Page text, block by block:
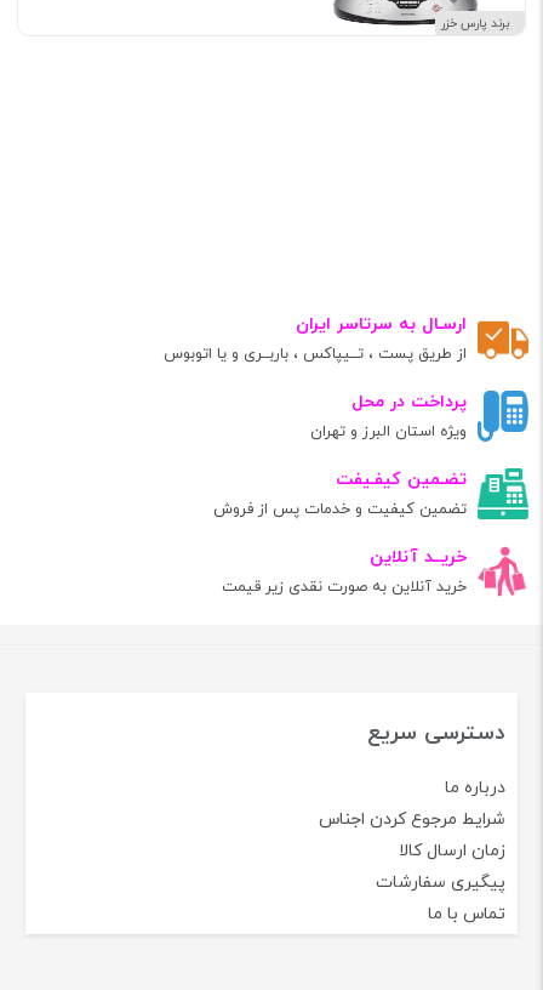
برند پارس خزر
ارسـال به سرتاسر ایران
از طریق پست ، تــیپاکس ، باربــری و یا اتوبوس
پرداخت در محل
ویژه استان البرز و تهران
تضـمین کیفـیفت
تضمین کیفیت و خدمات پس از فروش
خریــد آنلاین
خرید آنلاین به صورت نقدی زیر قیمت
دسترسی سریع
درباره ما
شرایط مرجوع کردن اجناس
زمان ارسال کالا
پیگیری سفارشات
تماس با ما